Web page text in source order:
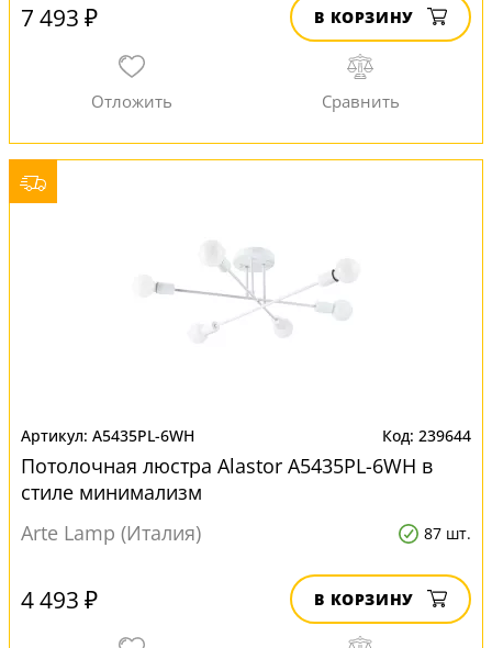
7 493 ₽ В КОРЗИНУ
A5435PL-6WH 239644
Потолочная люстра Alastor A5435PL-6WH в
стиле минимализм
Arte Lamp (Италия)
87 шт.
4 493 ₽ В КОРЗИНУ